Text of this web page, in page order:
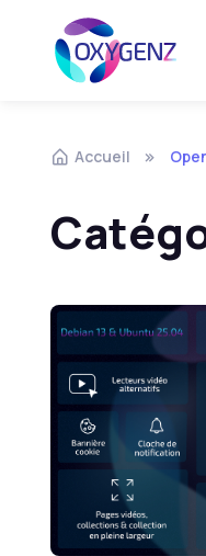
Skip to navigation
Skip to content
Accueil